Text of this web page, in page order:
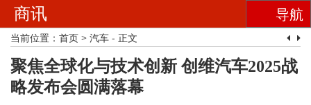
商讯 导航
当前位置： 首页 > 汽车 - 正文
聚焦全球化与技术创新 创维汽车2025战
略发布会圆满落幕